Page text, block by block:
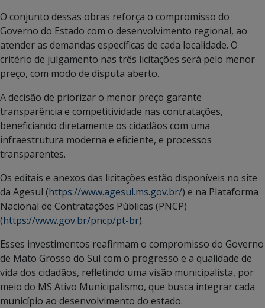
O conjunto dessas obras reforça o compromisso do
Governo do Estado com o desenvolvimento regional, ao
atender as demandas específicas de cada localidade. O
critério de julgamento nas três licitações será pelo menor
preço, com modo de disputa aberto.
A decisão de priorizar o menor preço garante
transparência e competitividade nas contratações,
beneficiando diretamente os cidadãos com uma
infraestrutura moderna e eficiente, e processos
transparentes.
Os editais e anexos das licitações estão disponíveis no site
da Agesul (https://www.agesul.ms.gov.br/) e na Plataforma
Nacional de Contratações Públicas (PNCP)
(https://www.gov.br/pncp/pt-br).
Esses investimentos reafirmam o compromisso do Governo
de Mato Grosso do Sul com o progresso e a qualidade de
vida dos cidadãos, refletindo uma visão municipalista, por
meio do MS Ativo Municipalismo, que busca integrar cada
município ao desenvolvimento do estado.